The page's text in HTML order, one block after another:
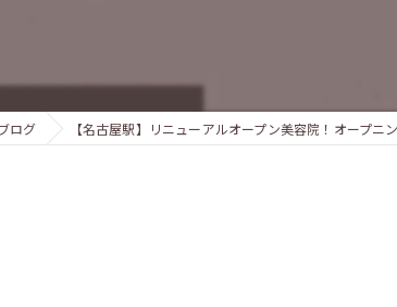
ログ 【名古屋駅】リニューアルオープン美容院！オープニ